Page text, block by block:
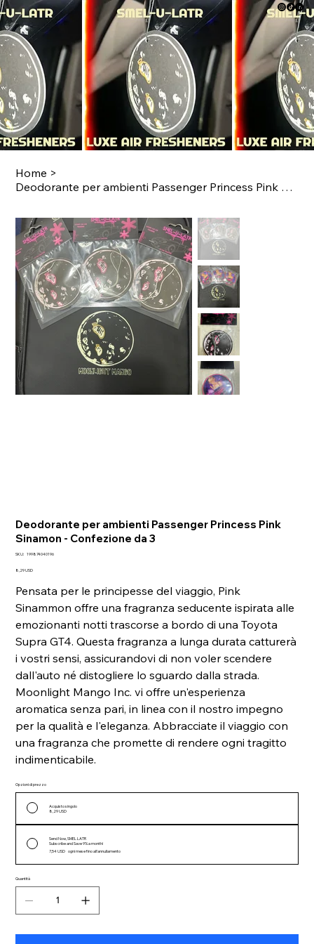
Home >
Deodorante per ambienti Passenger Princess Pink Sinamon - Confezione da 3
Deodorante per ambienti Passenger Princess Pink
Sinamon - Confezione da 3
SKU: SKU
199874040196
Prezzo
8,29 USD
Pensata per le principesse del viaggio, Pink
Sinammon offre una fragranza seducente ispirata alle
emozionanti notti trascorse a bordo di una Toyota
Supra GT4. Questa fragranza a lunga durata catturerà
i vostri sensi, assicurandovi di non voler scendere
dall'auto né distogliere lo sguardo dalla strada.
Moonlight Mango Inc. vi offre un'esperienza
aromatica senza pari, in linea con il nostro impegno
per la qualità e l'eleganza. Abbracciate il viaggio con
una fragranza che promette di rendere ogni tragitto
indimenticabile.
Opzioni di prezzo
Acquisto singolo
8,29 USD
Send Now, SMEL LATR
Subscribe and Save 9% a month!
7,54 USD
ogni mese fino all'annullamento
Quantità